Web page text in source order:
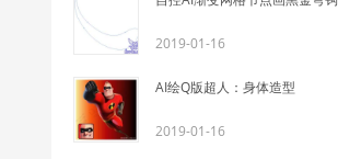
2019-01-16
AI绘Q版超人：身体造型
2019-01-16